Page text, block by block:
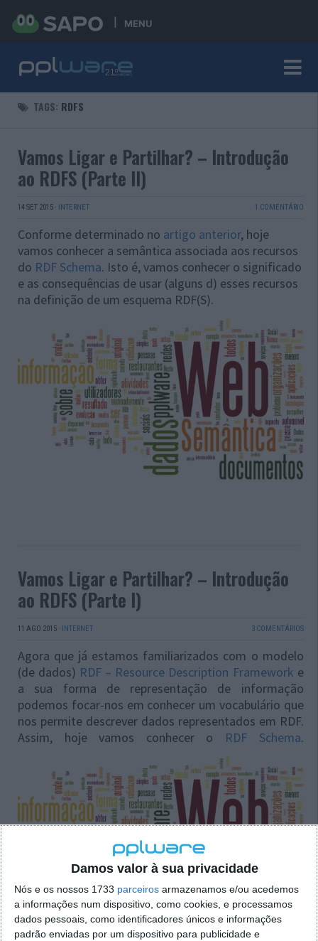
Damos valor à sua privacidade
Nós e os nossos 1733 parceiros armazenamos e/ou acedemos
a informações num dispositivo, como cookies, e processamos
dados pessoais, como identificadores únicos e informações
padrão enviadas por um dispositivo para publicidade e
MENU
TAGS: RDFS
Vamos Ligar e Partilhar? – Introdução
ao RDFS (Parte II)
14 SET 2015 · INTERNET 1 COMENTÁRIO
Conforme determinado no artigo anterior, hoje
vamos conhecer a semântica associada aos recursos
do RDF Schema. Isto é, vamos conhecer o significado
e as consequências de usar (alguns d) esses recursos
na definição de um esquema RDF(S).
Vamos Ligar e Partilhar? – Introdução
ao RDFS (Parte I)
11 AGO 2015 · INTERNET 3 COMENTÁRIOS
Agora que já estamos familiarizados com o modelo
(de dados) RDF – Resource Description Framework e
a sua forma de representação de informação
podemos focar-nos em conhecer um vocabulário que
nos permite descrever dados representados em RDF.
Assim, hoje vamos conhecer o RDF Schema.